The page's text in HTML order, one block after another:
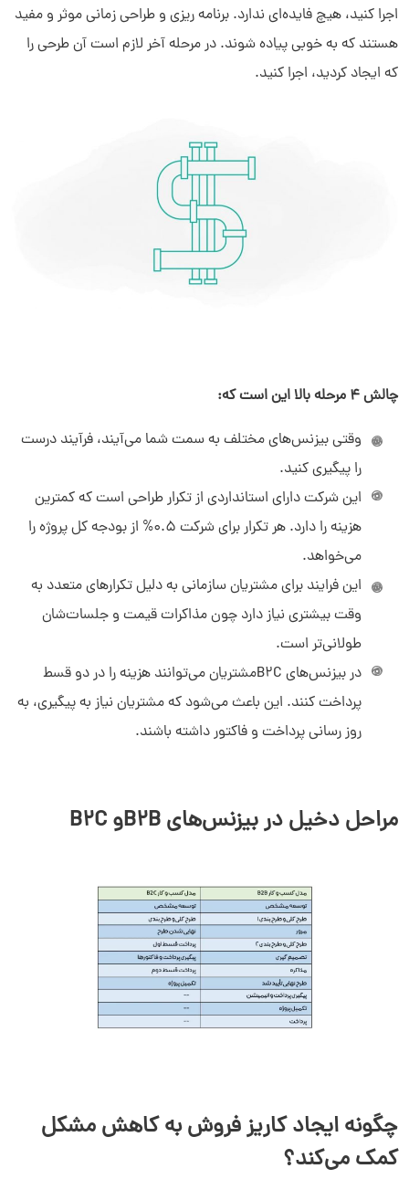
اجرا کنید، هیچ فایده‌ای ندارد. برنامه ریزی و طراحی زمانی موثر و مفید
هستند که به خوبی پیاده شوند. در مرحله آخر لازم است آن طرحی را
که ایجاد کردید، اجرا کنید.
چالش 4 مرحله بالا این است که:
وقتی بیزنس‌های مختلف به سمت شما می‌آیند، فرآیند درست
را پیگیری ‌کنید.
این شرکت دارای استانداردی از تکرار طراحی است که کمترین
هزینه را دارد. هر تکرار برای شرکت 0.5% از بودجه کل پروژه را
می‌خواهد.
این فرایند برای مشتریان سازمانی به دلیل تکرارهای متعدد به
وقت بیشتری نیاز دارد چون مذاکرات قیمت و جلسات‌شان
طولانی‌تر است.
در بیزنس‌های B2Cمشتریان می‌توانند هزینه را در دو قسط
پرداخت ‌کنند. این باعث می‌شود که مشتریان نیاز به پیگیری، به
روز رسانی پرداخت و فاکتور داشته باشند.
مراحل دخیل در بیزنس‌های B2Bو B2C
چگونه ایجاد کاریز فروش به کاهش مشکل
کمک می‌کند؟